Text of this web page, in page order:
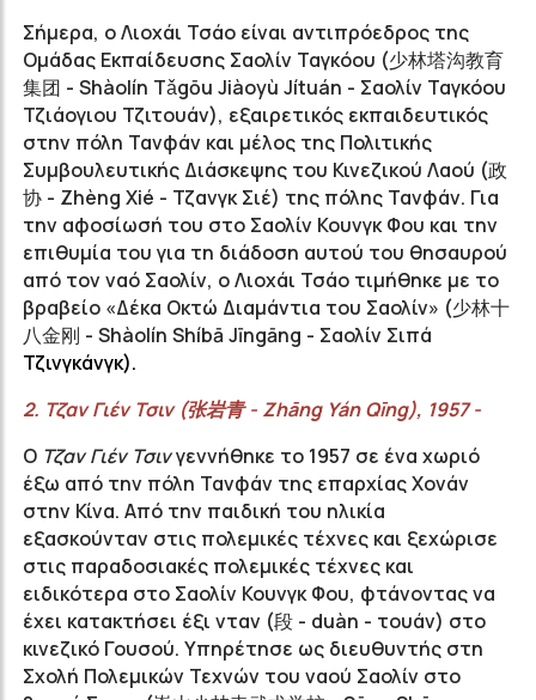
Σήμερα, ο Λιοχάι Τσάο είναι αντιπρόεδρος της
Ομάδας Εκπαίδευσης Σαολίν Ταγκόου (少林塔沟教育
集团 - Shàolín Tǎgōu Jiàoyù Jítuán - Σαολίν Ταγκόου
Τζιάογιου Τζιτουάν), εξαιρετικός εκπαιδευτικός
στην πόλη Τανφάν και μέλος της Πολιτικής
Συμβουλευτικής Διάσκεψης του Κινεζικού Λαού (政
协 - Zhèng Xié - Τζανγκ Σιέ) της πόλης Τανφάν. Για
την αφοσίωσή του στο Σαολίν Κουνγκ Φου και την
επιθυμία του για τη διάδοση αυτού του θησαυρού
από τον ναό Σαολίν, ο Λιοχάι Τσάο τιμήθηκε με το
βραβείο «Δέκα Οκτώ Διαμάντια του Σαολίν» (少林十
八金刚 - Shàolín Shíbā Jīngāng - Σαολίν Σιπά
Τζινγκάνγκ).
2. ΤζανΓιέν Τσιν (张岩青- Zhāng Yán Qīng), 1957 -
Ο Τζαν Γιέν Τσινγεννήθηκε το 1957 σε ένα χωριό
έξω από την πόλη Τανφάν της επαρχίας Χονάν
στην Κίνα. Από την παιδική του ηλικία
εξασκούνταν στις πολεμικές τέχνες και ξεχώρισε
στις παραδοσιακές πολεμικές τέχνες και
ειδικότερα στο Σαολίν Κουνγκ Φου, φτάνοντας να
έχει κατακτήσει έξι νταν (段 - duàn - τουάν) στο
κινεζικό Γουσού. Υπηρέτησε ως διευθυντής στη
Σχολή Πολεμικών Τεχνών του ναού Σαολίν στο